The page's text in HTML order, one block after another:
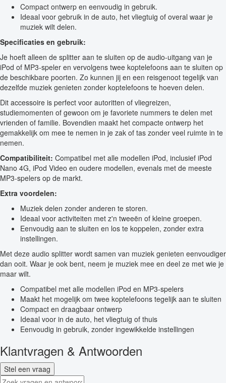
Compact ontwerp en eenvoudig in gebruik.
Ideaal voor gebruik in de auto, het vliegtuig of overal waar je
muziek wilt delen.
Specificaties en gebruik:
Je hoeft alleen de splitter aan te sluiten op de audio-uitgang van je
iPod of MP3-speler en vervolgens twee koptelefoons aan te sluiten op
de beschikbare poorten. Zo kunnen jij en een reisgenoot tegelijk van
dezelfde muziek genieten zonder koptelefoons te hoeven delen.
Dit accessoire is perfect voor autoritten of vliegreizen,
studiemomenten of gewoon om je favoriete nummers te delen met
vrienden of familie. Bovendien maakt het compacte ontwerp het
gemakkelijk om mee te nemen in je zak of tas zonder veel ruimte in te
nemen.
Compatibiliteit: Compatibel met alle modellen iPod, inclusief iPod
Nano 4G, iPod Video en oudere modellen, evenals met de meeste
MP3-spelers op de markt.
Extra voordelen:
Muziek delen zonder anderen te storen.
Ideaal voor activiteiten met z'n tweeën of kleine groepen.
Eenvoudig aan te sluiten en los te koppelen, zonder extra
instellingen.
Met deze audio splitter wordt samen van muziek genieten eenvoudiger
dan ooit. Waar je ook bent, neem je muziek mee en deel ze met wie je
maar wilt.
Compatibel met alle modellen iPod en MP3-spelers
Maakt het mogelijk om twee koptelefoons tegelijk aan te sluiten
Compact en draagbaar ontwerp
Ideaal voor in de auto, het vliegtuig of thuis
Eenvoudig in gebruik, zonder ingewikkelde instellingen
Klantvragen & Antwoorden
Stel een vraag